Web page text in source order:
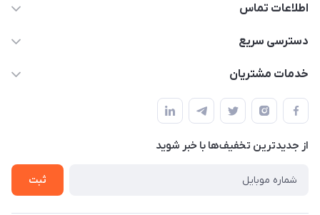
اطلاعات تماس
09398557137
سمت چپ (فروشگاه صوتی عباسی) - "تحویل حضوری فقط با
هماهنگی"
دسترسی سریع
لیست محصولات
حساب کاربری
تماس با ما
خدمات مشتریان
راهنما
پرسش های شما
شرایط و ضوابط گارانتی
روش های بازگرداندن کالا
از جدید‌ترین تخفیف‌ها با‌ خبر شوید
ثبت